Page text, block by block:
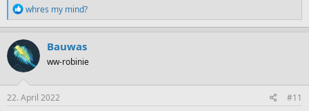
R
e
a
k
t
i
o
n
e
whres my mind?
Bauwas
ww-robinie
22. April 2022 #11